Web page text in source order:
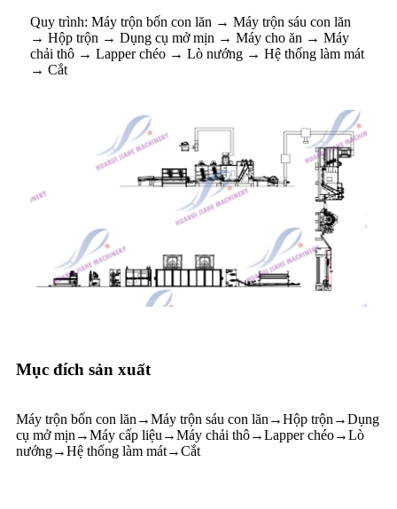
Quy trình: Máy trộn bốn con lăn → Máy trộn sáu con lăn
→ Hộp trộn → Dụng cụ mở mịn → Máy cho ăn → Máy
chải thô → Lapper chéo → Lò nướng → Hệ thống làm mát
→ Cắt
Mục đích sản xuất
Máy trộn bốn con lăn→Máy trộn sáu con lăn→Hộp trộn→Dụng
cụ mở mịn→Máy cấp liệu→Máy chải thô→Lapper chéo→Lò
nướng→Hệ thống làm mát→Cắt